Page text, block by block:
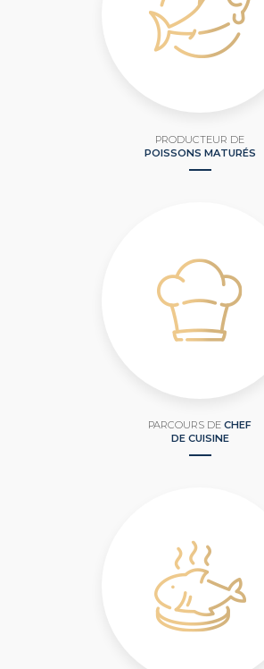
PRODUCTEUR DE
POISSONS MATURÉS
PARCOURS DE CHEF
DE CUISINE